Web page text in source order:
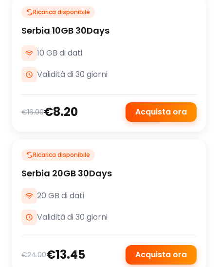
Ricarica disponibile
Serbia 10GB 30Days
10 GB di dati
Validità di 30 giorni
€16.00€8.20 Acquista ora
Ricarica disponibile
Serbia 20GB 30Days
20 GB di dati
Validità di 30 giorni
€24.00€13.45 Acquista ora